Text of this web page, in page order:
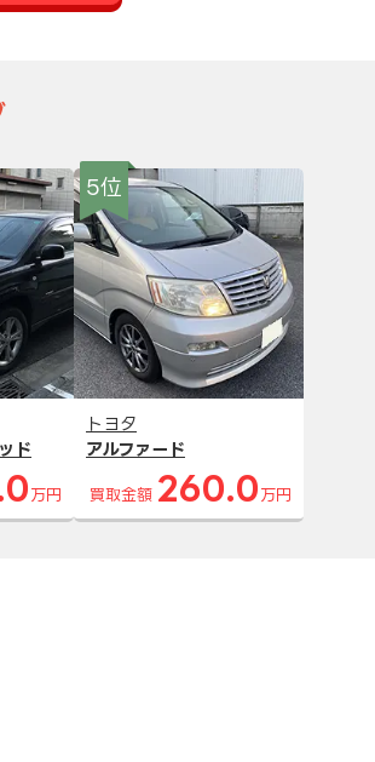
ド
万円
5位
トヨタ
アルファード
買取金額 260.0 万円